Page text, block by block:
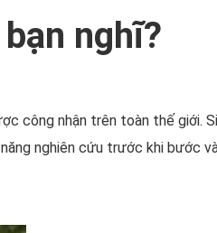
nghĩ?
công nhận trên toàn thế giới.
nghiên cứu trước khi bước